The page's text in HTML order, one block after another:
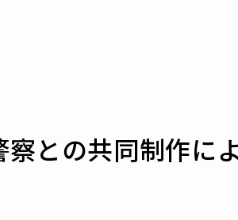
との共同制作に